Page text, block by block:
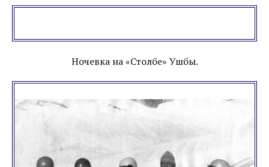
Ночевка на «Столбе» Ушбы.